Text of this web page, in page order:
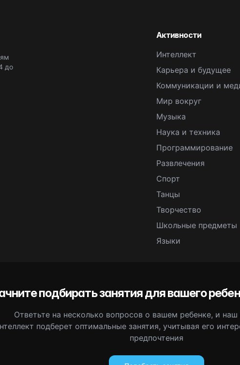
до
Активности
Интеллект
Карьера и будущее
Коммуникации и
Мир вокруг
Музыка
Наука и техника
Программирование
Развлечения
Спорт
Танцы
Творчество
Школьные предметы
Языки
подбирать занятия для вашего
Ответьте на несколько вопросов о вашем ребенке, и наш
подберет оптимальные занятия, учитывая его
предпочтения